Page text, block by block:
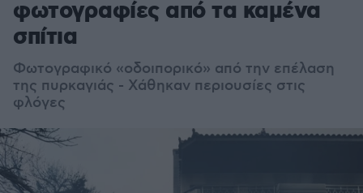
φωτογραφίες από τα καμένα
σπίτια
Φωτογραφικό «οδοιπορικό» από την επέλαση
της πυρκαγιάς - Χάθηκαν περιουσίες στις
φλόγες